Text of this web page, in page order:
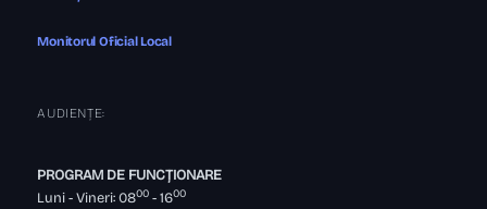
Monitorul Oficial Local
AUDIENȚE:
PROGRAM DE FUNCȚIONARE
Luni - Vineri: 0800 - 1600